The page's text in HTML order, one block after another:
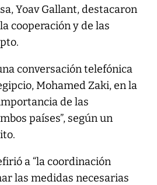
Yoav Gallant, destacaron
cooperación y de las
conversación telefónica
Mohamed Zaki, en la
de las
países”, según un
a “la coordinación
las medidas necesarias